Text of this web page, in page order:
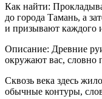
Как найти:
до города Тамань, а
и призывают каждого
Описание: Древние
окружают вас, словно
Сквозь века здесь
обычные контуры,